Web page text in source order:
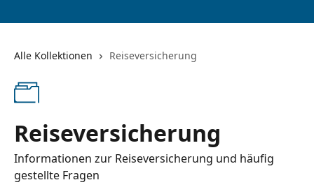
Alle Kollektionen Reiseversicherung
Reiseversicherung
Informationen zur Reiseversicherung und häufig
gestellte Fragen